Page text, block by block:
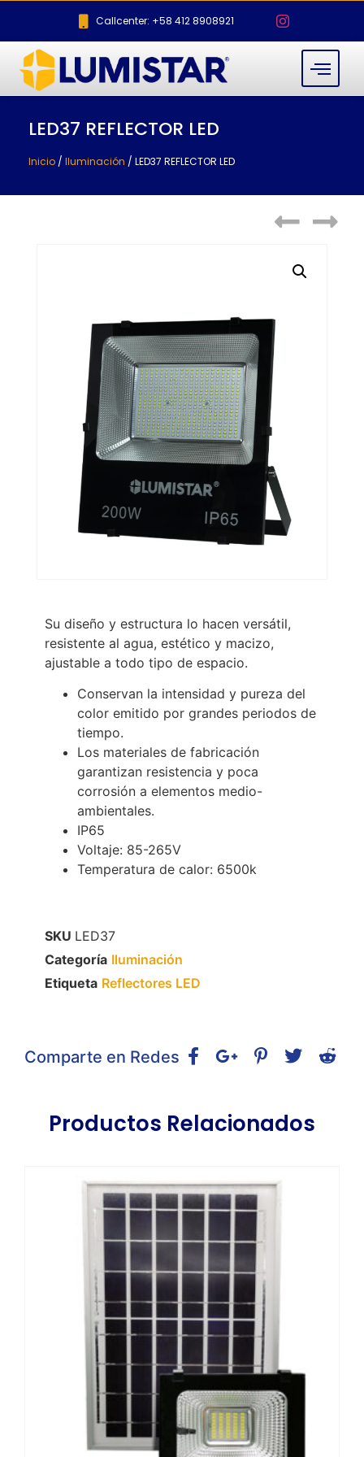
Callcenter: +58 412 8908921
LED37 REFLECTOR LED
Inicio / Iluminación / LED37 REFLECTOR LED
Su diseño y estructura lo hacen versátil,
resistente al agua, estético y macizo,
ajustable a todo tipo de espacio.
Conservan la intensidad y pureza del
color emitido por grandes periodos de
tiempo.
Los materiales de fabricación
garantizan resistencia y poca
corrosión a elementos medio-
ambientales.
IP65
Voltaje: 85-265V
Temperatura de calor: 6500k
SKU LED37
Categoría Iluminación
Etiqueta Reflectores LED
Comparte en Redes
Productos Relacionados